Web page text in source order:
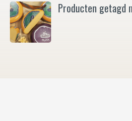
Producten getagd